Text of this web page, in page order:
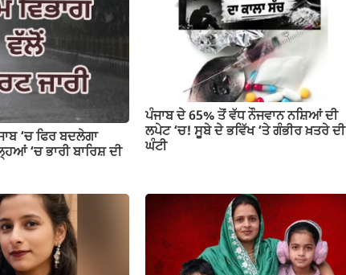
‘ਚ ਫਿਰ ਬਦਲੇਗਾ
‘ਚ ਭਾਰੀ ਬਾਰਿਸ਼ ਦੀ
ਪੰਜਾਬ ਦੇ 65% ਤੋਂ ਵੱਧ ਨੌਜਵਾਨ ਨਸ਼ਿਆਂ ਦੀ
ਲਪੇਟ ‘ਚ! ਸੂਬੇ ਦੇ ਭਵਿੱਖ ‘ਤੇ ਗੰਭੀਰ ਖ਼ਤਰੇ ਦੀ
ਘੰਟੀ